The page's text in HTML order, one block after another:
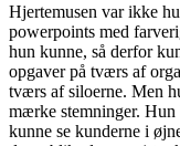
Hjertemusen var ikke
powerpoints med
hun kunne, så derfor
opgaver på tværs af
tværs af siloerne. Men
mærke stemninger.
kunne se kunderne i